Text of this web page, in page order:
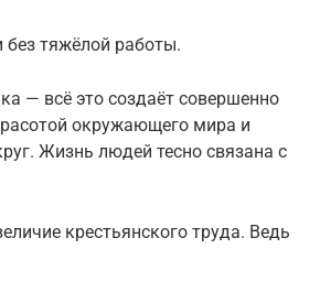
без тяжёлой работы.
— всё это создаёт совершенно
окружающего мира и
Жизнь людей тесно связана с
крестьянского труда. Ведь